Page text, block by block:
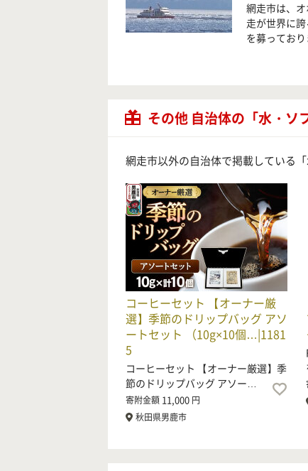
網走市は、
走が世界に
を募っており
その他 自治体の「水・ソ
網走市以外の自治体で掲載している
コーヒーセット 【オーナー厳
選】季節のドリップバッグ アソ
ートセット （10g×10個…|1181
5
コーヒーセット 【オーナー厳選】季
節のドリップバッグ アソー…
寄附金額 11,000 円
秋田県男鹿市